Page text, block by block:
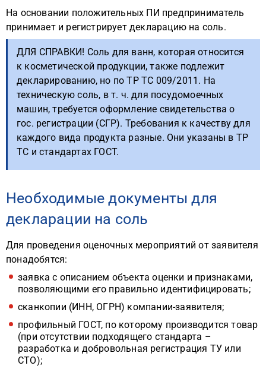
На основании положительных ПИ предприниматель
принимает и регистрирует декларацию на соль.
ДЛЯ СПРАВКИ! Соль для ванн, которая относится
к косметической продукции, также подлежит
декларированию, но по ТР ТС 009/2011. На
техническую соль, в т. ч. для посудомоечных
машин, требуется оформление свидетельства о
гос. регистрации (СГР). Требования к качеству для
каждого вида продукта разные. Они указаны в ТР
ТС и стандартах ГОСТ.
Необходимые документы для
декларации на соль
Для проведения оценочных мероприятий от заявителя
понадобятся:
заявка с описанием объекта оценки и признаками,
позволяющими его правильно идентифицировать;
сканкопии (ИНН, ОГРН) компании-заявителя;
профильный ГОСТ, по которому производится товар
(при отсутствии подходящего стандарта –
разработка и добровольная регистрация ТУ или
СТО);